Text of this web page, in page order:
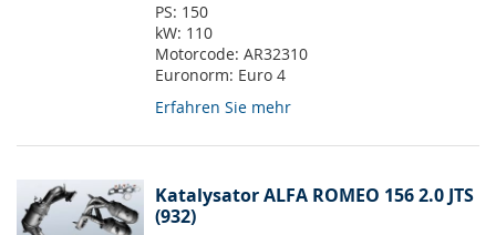
PS: 150
kW: 110
Motorcode: AR32310
Euronorm: Euro 4
Erfahren Sie mehr
Katalysator ALFA ROMEO 156 2.0 JTS
(932)